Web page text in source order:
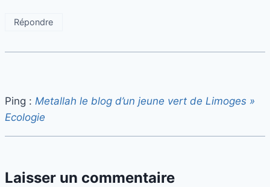
Répondre
Ping : Metallah le blog d’un jeune vert de Limoges »
Ecologie
Laisser un commentaire